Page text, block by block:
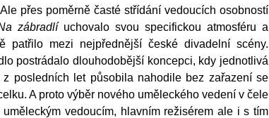
přes poměrně časté střídání vedoucích osobností
zábradlíuchovalo svou specifickou atmosféru a
patřilo mezi nejpřednější české divadelní scény.
postrádalo dlouhodobější koncepci, kdy jednotlivá
z posledních let působila nahodile bez zařazení se
A proto výběr nového uměleckého vedení v čele
uměleckým vedoucím, hlavním režisérem ale i s tím